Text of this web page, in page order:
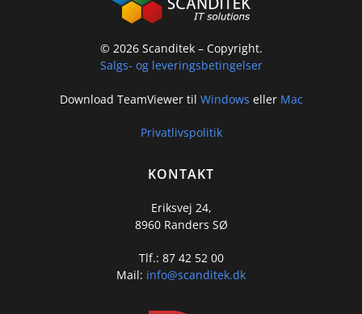
© 2026Scanditek – Copyright.
Salgs- og leveringsbetingelser
Download TeamViewer til Windows eller Mac
Privatlivspolitik
KONTAKT
Eriksvej 24,
8960 Randers SØ
Tlf.: 87 42 52 00
Mail: info@scanditek.dk